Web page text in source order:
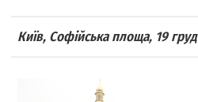
Київ, Софійська площа, 19